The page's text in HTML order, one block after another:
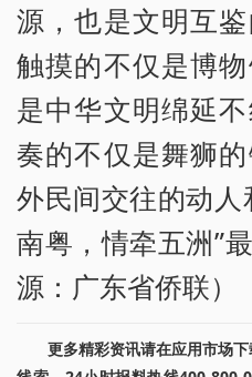
源，也是文明互
触摸的不仅是博
是中华文明绵延
奏的不仅是舞狮
外民间交往的动人
南粤，情牵五洲”
源：广东省侨联）
更多精彩资讯请在应用市场